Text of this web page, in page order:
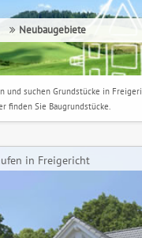
Neubaugebiete
und suchen Grundstücke in
finden Sie Baugrundstücke.
in Freigericht